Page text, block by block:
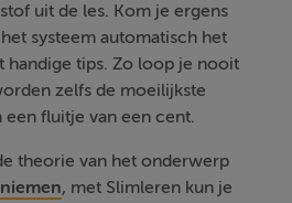
uit de les. Kom je ergens
systeem automatisch het
handige tips. Zo loop je nooit
zelfs de moeilijkste
fluitje van een cent.
theorie van het onderwerp
, met Slimleren kun je